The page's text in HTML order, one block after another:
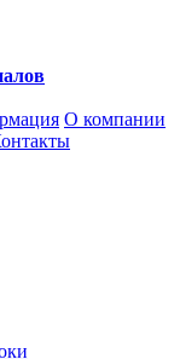
О компании